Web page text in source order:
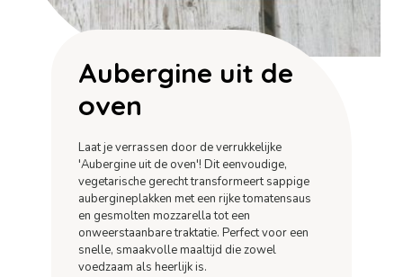
Aubergine uit de
oven
Laat je verrassen door de verrukkelijke
'Aubergine uit de oven'! Dit eenvoudige,
vegetarische gerecht transformeert sappige
aubergineplakken met een rijke tomatensaus
en gesmolten mozzarella tot een
onweerstaanbare traktatie. Perfect voor een
snelle, smaakvolle maaltijd die zowel
voedzaam als heerlijk is.